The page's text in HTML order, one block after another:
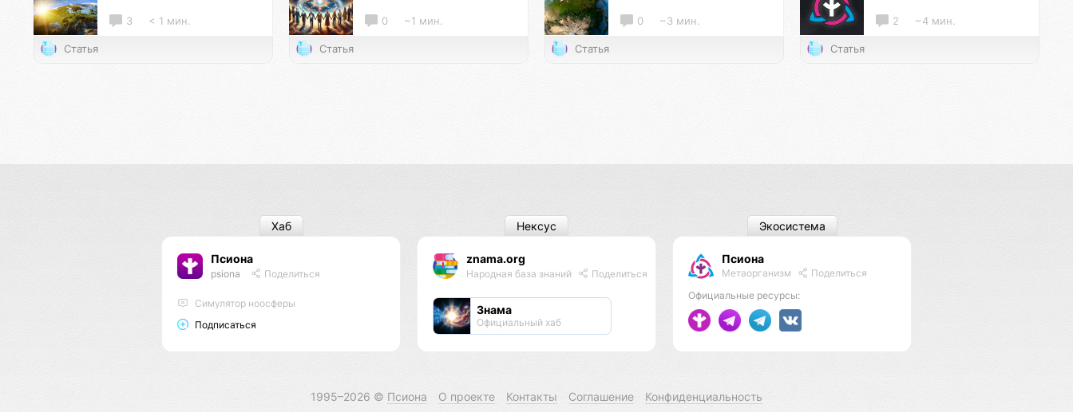
3 < 1 мин.
Статья
0 ~1 мин.
Статья
0 ~3 мин.
Статья
2 ~4 мин.
Статья
Псиона
psiona Поделиться
Cимулятор ноосферы
Подписаться
Хаб
znama.org
Народная база знаний Поделиться
Знама
Официальный хаб
Нексус
Псиона
Метаорганизм
Поделиться
Официальные ресурсы:
Экосистема
1995–2026 © Псиона О проекте Контакты Соглашение Конфиденциальность